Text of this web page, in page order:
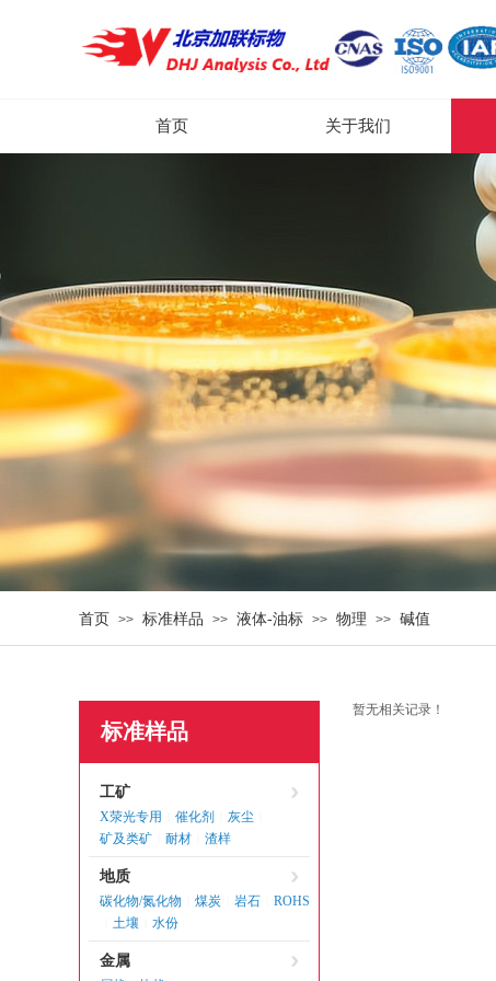
首页 >> 标准样品 >> 液体-油标 >> 物理 >> 碱值
暂无相关记录！
标准样品
工矿
X荥光专用 催化剂 灰尘
矿及类矿 耐材 渣样
地质
碳化物/氮化物 煤炭 岩石 ROHS
土壤 水份
金属
首页 关于我们